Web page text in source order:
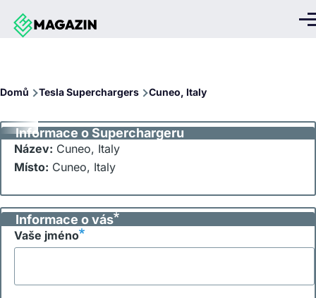
Přejít k hlavnímu obsahu
Domů Tesla Superchargers Cuneo, Italy
Informace o Superchargeru
Název: Cuneo, Italy
Místo: Cuneo, Italy
Informace o vás
Vaše jméno